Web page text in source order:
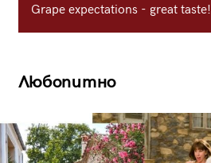
Grape expectations - great taste!
Любопитно